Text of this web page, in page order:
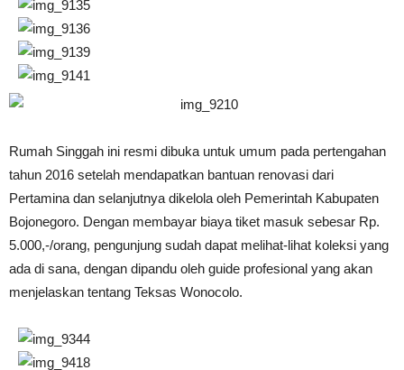
Rumah Singgah ini resmi dibuka untuk umum pada pertengahan
tahun 2016 setelah mendapatkan bantuan renovasi dari
Pertamina dan selanjutnya dikelola oleh Pemerintah Kabupaten
Bojonegoro. Dengan membayar biaya tiket masuk sebesar Rp.
5.000,-/orang, pengunjung sudah dapat melihat-lihat koleksi yang
ada di sana, dengan dipandu oleh guide profesional yang akan
menjelaskan tentang Teksas Wonocolo.